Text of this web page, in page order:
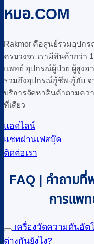
หมอ.COM
Rakmor คือศูนย์รวมอุปก
ครบวงจร เรามีสินค้ากว่า
แพทย์ อุปกรณ์ผู้ป่วย ผู้สูง
รวมถึงอุปกรณ์กู้ชีพ-กู้ภัย
บริการจัดหาสินค้าตามคว
ที่เดียว
แอดไลน์
แชทผ่านเฟสบุ๊ค
ติดต่อเรา
FAQ | คำถาม
การแพท
เครื่องวัดความดันอั
ต่างกันยังไง?